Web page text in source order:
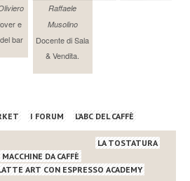
e
bar
Raffaele
Musolino
Docente di Sala
& Vendita.
I FORUM
L’ABC DEL CAFFÈ
MACCHINE DA CAFFÈ
LA TOSTATURA
ART CON ESPRESSO ACADEMY